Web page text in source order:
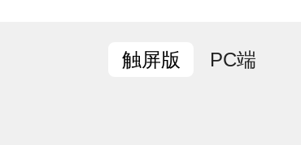
沙袋后，肩扛手抬
触屏版 PC端